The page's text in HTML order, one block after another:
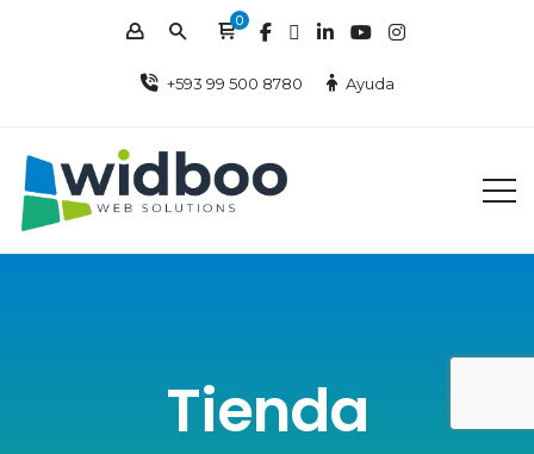
0
+593 99 500 8780 Ayuda
Tienda